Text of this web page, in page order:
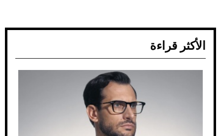
الأكثر قراءة